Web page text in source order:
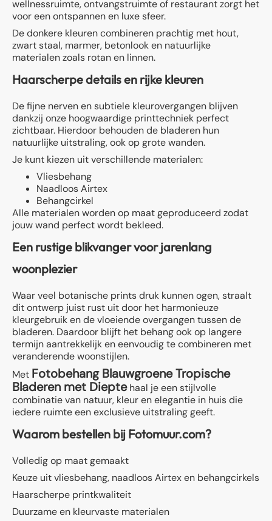
wellnessruimte, ontvangstruimte of restaurant zorgt het
voor een ontspannen en luxe sfeer.
De donkere kleuren combineren prachtig met hout,
zwart staal, marmer, betonlook en natuurlijke
materialen zoals rotan en linnen.
Haarscherpe details en rijke kleuren
De fijne nerven en subtiele kleurovergangen blijven
dankzij onze hoogwaardige printtechniek perfect
zichtbaar. Hierdoor behouden de bladeren hun
natuurlijke uitstraling, ook op grote wanden.
Je kunt kiezen uit verschillende materialen:
Vliesbehang
Naadloos Airtex
Behangcirkel
Alle materialen worden op maat geproduceerd zodat
jouw wand perfect wordt bekleed.
Een rustige blikvanger voor jarenlang
woonplezier
Waar veel botanische prints druk kunnen ogen, straalt
dit ontwerp juist rust uit door het harmonieuze
kleurgebruik en de vloeiende overgangen tussen de
bladeren. Daardoor blijft het behang ook op langere
termijn aantrekkelijk en eenvoudig te combineren met
veranderende woonstijlen.
Met Fotobehang Blauwgroene Tropische
Bladeren met Dieptehaal je een stijlvolle
combinatie van natuur, kleur en elegantie in huis die
iedere ruimte een exclusieve uitstraling geeft.
Waarom bestellen bij Fotomuur.com?
Volledig op maat gemaakt
Keuze uit vliesbehang, naadloos Airtex en behangcirkels
Haarscherpe printkwaliteit
Duurzame en kleurvaste materialen